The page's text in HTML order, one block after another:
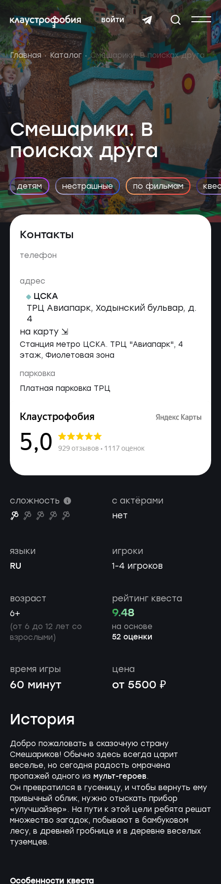
войти
Главная Каталог Смешарики. В поисках друга
Смешарики. В
поисках друга
детям нестрашные по фильмам
Контакты
телефон
адрес
ЦСКА
ТРЦ Авиапарк, Ходынский бульвар, д.
4
на карту ⇲
Станция метро ЦСКА. ТРЦ "Авиапарк", 4
этаж, Фиолетовая зона
парковка
Платная парковка ТРЦ
сложность
с актёрами
нет
игроки
1-4 игроков
языки
RU
возраст
6+
(от 6 до 12 лет со
взрослыми)
рейтинг квеста
9.48
на основе
52 оценки
время игры
60 минут
цена
от 5500 ₽
История
Добро пожаловать в сказочную страну
Смешариков! Обычно здесь всегда царит
веселье, но сегодня радость омрачена
пропажей одного из мульт-героев.
Он превратился в гусеницу, и чтобы вернуть ему
привычный облик, нужно отыскать прибор
«улучшайзер». На пути к этой цели ребята решат
множество загадок, побывают в бамбуковом
лесу, в древней гробнице и в деревне веселых
туземцев.